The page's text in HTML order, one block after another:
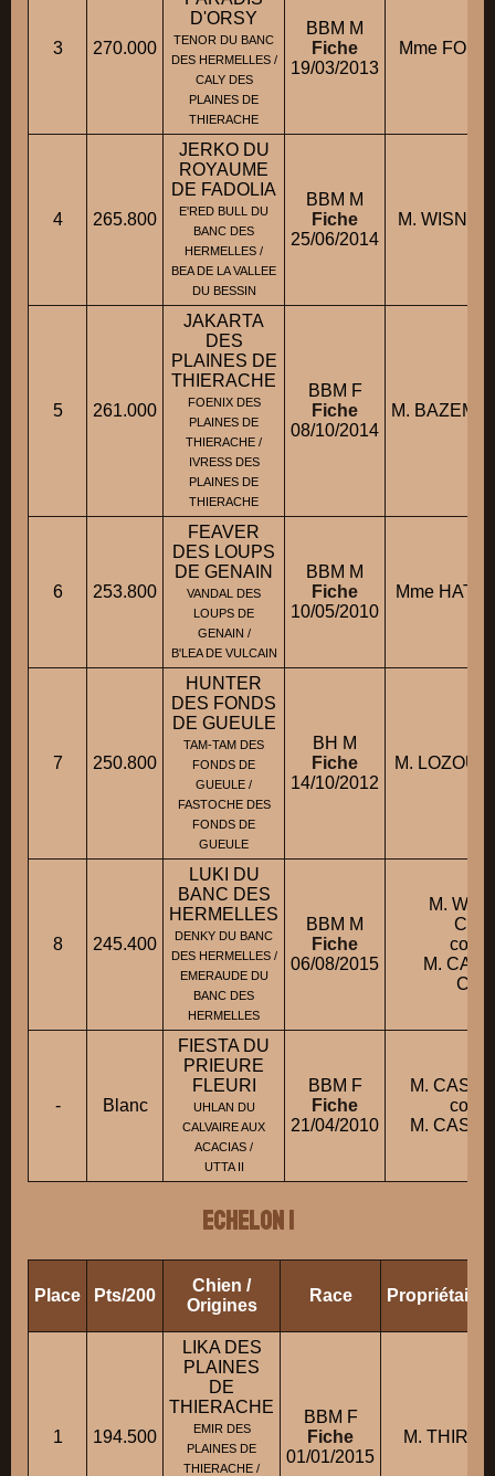
3 270.000
D'ORSY
TENOR DU BANC
DES HERMELLES /
CALY DES
PLAINES DE
THIERACHE
BBM M
Fiche
19/03/2013
Mme
4 265.800
JERKO DU
ROYAUME
DE FADOLIA
E'RED BULL DU
BANC DES
HERMELLES /
BEA DE LA VALLEE
DU BESSIN
BBM M
Fiche
25/06/2014
M.
5 261.000
JAKARTA
DES
PLAINES DE
THIERACHE
FOENIX DES
PLAINES DE
THIERACHE /
IVRESS DES
PLAINES DE
THIERACHE
BBM F
Fiche
08/10/2014
M.
6 253.800
FEAVER
DES LOUPS
DE GENAIN
VANDAL DES
LOUPS DE
GENAIN /
B'LEA DE VULCAIN
BBM M
Fiche
10/05/2010
Mme
7 250.800
HUNTER
DES FONDS
DE GUEULE
TAM-TAM DES
FONDS DE
GUEULE /
FASTOCHE DES
FONDS DE
GUEULE
BH M
Fiche
14/10/2012
M.
8 245.400
LUKI DU
BANC DES
HERMELLES
DENKY DU BANC
DES HERMELLES /
EMERAUDE DU
BANC DES
HERMELLES
BBM M
Fiche
06/08/2015
M.
M.
- Blanc
FIESTA DU
PRIEURE
FLEURI
UHLAN DU
CALVAIRE AUX
ACACIAS /
UTTA II
BBM F
Fiche
21/04/2010
M.
M.
ECHELON 1
Place Pts/200
Chien /
Origines
Race
1 194.500
LIKA DES
PLAINES
DE
THIERACHE
EMIR DES
PLAINES DE
THIERACHE /
BBM F
Fiche
01/01/2015
M.